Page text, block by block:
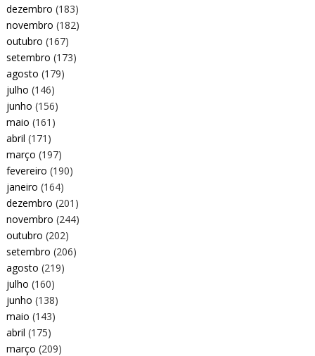
dezembro (183)
novembro (182)
outubro (167)
setembro (173)
agosto (179)
julho (146)
junho (156)
maio (161)
abril (171)
março (197)
fevereiro (190)
janeiro (164)
dezembro (201)
novembro (244)
outubro (202)
setembro (206)
agosto (219)
julho (160)
junho (138)
maio (143)
abril (175)
março (209)